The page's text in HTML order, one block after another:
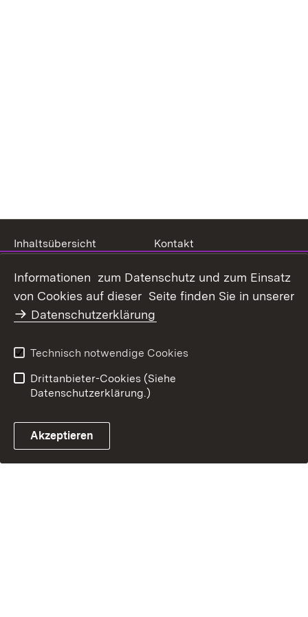
Inhaltsübersicht
Kontakt
Barrierefreiheit
Benutzungshinweise
Impressum
Informationen zum Datenschutz und zum Einsatz
von Cookies auf dieser Seite finden Sie in unserer
Datenschutzerklärung
Technisch notwendige Cookies
Drittanbieter-Cookies (Siehe
Datenschutzerklärung.)
Akzeptieren